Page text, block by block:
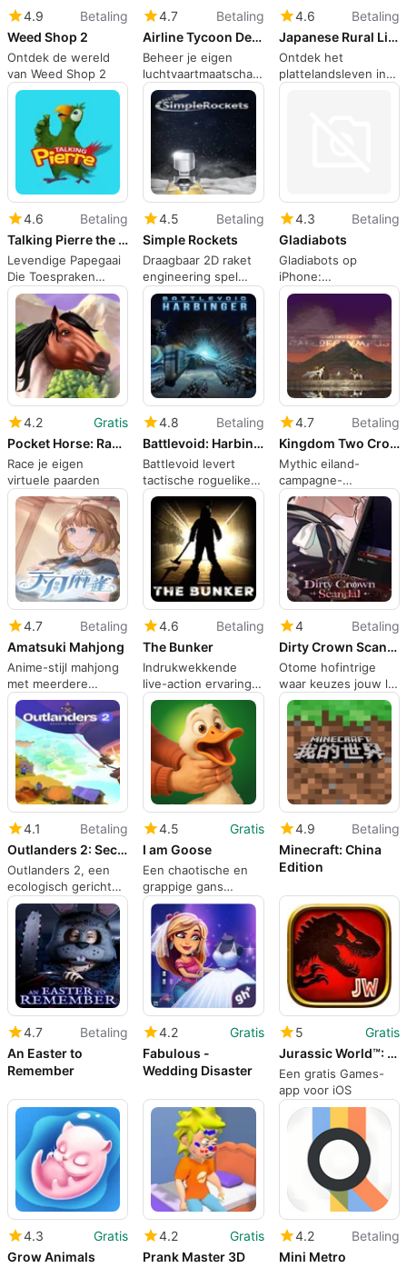
4.9
Betaling
Weed Shop 2
Ontdek de wereld
van Weed Shop 2
4.7
Betaling
Airline Tycoon Deluxe
Beheer je eigen
luchtvaartmaatschappij
in Airline Tycoon
Deluxe
4.6
Betaling
Japanese Rural Life Adventure
Ontdek het
plattelandsleven in
Japan
4.6
Betaling
Talking Pierre the Parrot
Levendige Papegaai
Die Toespraken
Remixet En Gitaar
Speelt
4.5
Betaling
Simple Rockets
Draagbaar 2D raket
engineering spel
voor nieuwsgierige
ruimte spelers
4.3
Betaling
Gladiabots
Gladiabots op
iPhone:
Programmeer
squads, bekijk
uitkomsten, verfijn
tactieken
4.2
Gratis
Pocket Horse: Racing Champions
Race je eigen
virtuele paarden
4.8
Betaling
Battlevoid: Harbinger
Battlevoid levert
tactische roguelike
gevechten voor
mobiele
commandanten
4.7
Betaling
Kingdom Two Crowns: Call of Olympus
Mythic eiland-
campagne-
uitbreiding brengt
Griekse strategie
naar mobiel
4.7
Betaling
Amatsuki Mahjong
Anime-stijl mahjong
met meerdere
regionale regels op
iPhone
4.6
Betaling
The Bunker
Indrukwekkende
live-action ervaring
op iPhone
4
Betaling
Dirty Crown Scandal
Otome hofintrige
waar keuzes jouw lot
herschrijven
4.1
Betaling
Outlanders 2: Second Nature
Outlanders 2, een
ecologisch gericht
stadbouwspel voor
mobiel
4.5
Gratis
I am Goose
Een chaotische en
grappige gans
simulator
4.9
Betaling
Minecraft: China
Edition
4.7
Betaling
An Easter to
Remember
4.2
Gratis
Fabulous -
Wedding Disaster
5
Gratis
Jurassic World™: The Game
Een gratis Games-
app voor iOS
4.3
Gratis
Grow Animals
4.2
Gratis
Prank Master 3D
4.2
Betaling
Mini Metro